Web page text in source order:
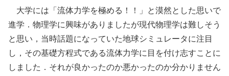
大学には「流体力学を極める！！」と漠然とした思いで
進学．物理学に興味がありましたが現代物理学は難しそう
と思い，当時話題になっていた地球シミュレータに注目
し，その基礎方程式である流体力学に目を付け志すことに
しました．それが良かったのか悪かったのか分かりません